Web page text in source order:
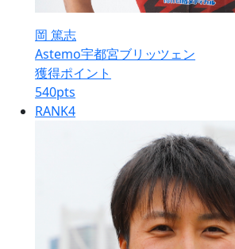
岡 篤志
Astemo宇都宮ブリッツェン
獲得ポイント
540pts
RANK4